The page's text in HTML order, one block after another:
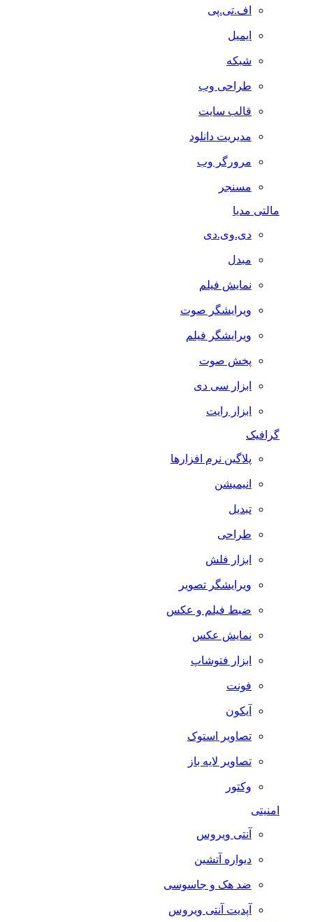
اف.تی.پی
ایمیل
شبکه
طراحی وب
قالب سایت
مدیریت دانلود
مرورگر وب
مسنجر
مالتی مدیا
دی.وی.دی
مبدل
نمایش فیلم
ویرایشگر صوت
ویرایشگر فیلم
پخش صوت
ابزار سی دی
ابزار رایت
گرافیک
پلاگین نرم افزارها
انیمیشن
تبدیل
طراحی
ابزار فلش
ویرایشگر تصویر
ضبط فيلم و عكس
نمایش عکس
ابزار فتوشاپ
فونت
آیکون
تصاویر استوک
تصاویر لایه باز
وکتور
آنتی ویروس
دیواره آتشین
ضد هک و جاسوسی
آپدیت آنتی ویروس